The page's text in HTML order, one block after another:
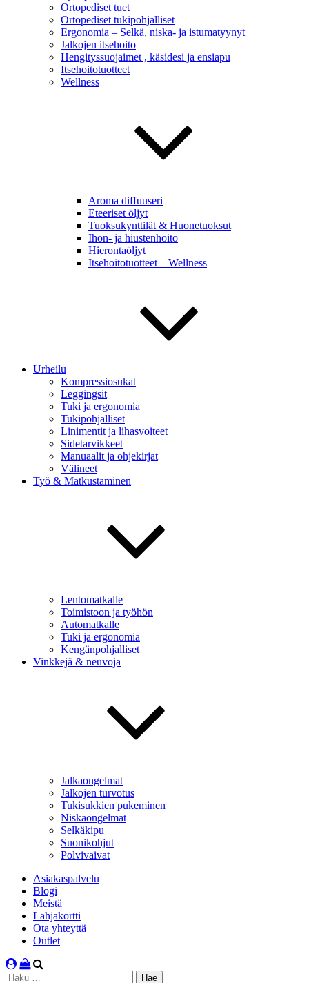
Ortopediset tuet
Ortopediset tukipohjalliset
Ergonomia – Selkä, niska- ja istumatyynyt
Jalkojen itsehoito
Hengityssuojaimet , käsidesi ja ensiapu
Itsehoitotuotteet
Wellness
Aroma diffuuseri
Eteeriset öljyt
Tuoksukynttilät & Huonetuoksut
Ihon- ja hiustenhoito
Hierontaöljyt
Itsehoitotuotteet – Wellness
Urheilu
Kompressiosukat
Leggingsit
Tuki ja ergonomia
Tukipohjalliset
Linimentit ja lihasvoiteet
Sidetarvikkeet
Manuaalit ja ohjekirjat
Välineet
Työ & Matkustaminen
Lentomatkalle
Toimistoon ja työhön
Automatkalle
Tuki ja ergonomia
Kengänpohjalliset
Vinkkejä & neuvoja
Jalkaongelmat
Jalkojen turvotus
Tukisukkien pukeminen
Niskaongelmat
Selkäkipu
Suonikohjut
Polvivaivat
Asiakaspalvelu
Blogi
Meistä
Lahjakortti
Ota yhteyttä
Outlet
Haku: